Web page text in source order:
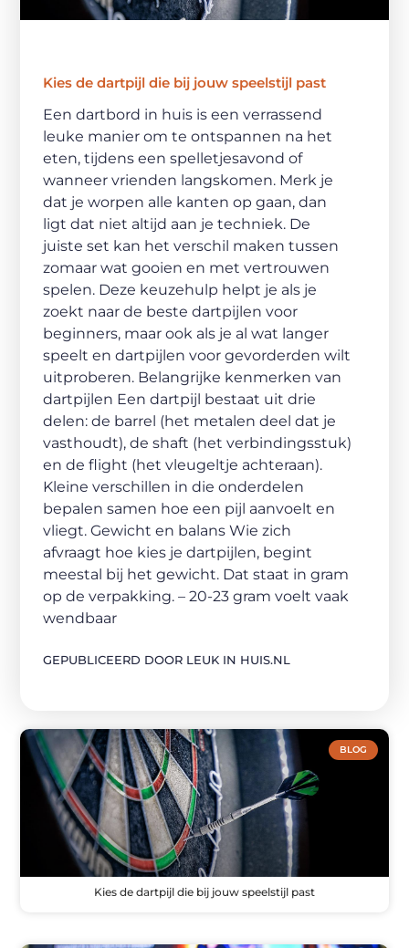
Kies de dartpijl die bij jouw speelstijl past
Een dartbord in huis is een verrassend
leuke manier om te ontspannen na het
eten, tijdens een spelletjesavond of
wanneer vrienden langskomen. Merk je
dat je worpen alle kanten op gaan, dan
ligt dat niet altijd aan je techniek. De
juiste set kan het verschil maken tussen
zomaar wat gooien en met vertrouwen
spelen. Deze keuzehulp helpt je als je
zoekt naar de beste dartpijlen voor
beginners, maar ook als je al wat langer
speelt en dartpijlen voor gevorderden wilt
uitproberen. Belangrijke kenmerken van
dartpijlen Een dartpijl bestaat uit drie
delen: de barrel (het metalen deel dat je
vasthoudt), de shaft (het verbindingsstuk)
en de flight (het vleugeltje achteraan).
Kleine verschillen in die onderdelen
bepalen samen hoe een pijl aanvoelt en
vliegt. Gewicht en balans Wie zich
afvraagt hoe kies je dartpijlen, begint
meestal bij het gewicht. Dat staat in gram
op de verpakking. – 20-23 gram voelt vaak
wendbaar
GEPUBLICEERD DOOR LEUK IN HUIS.NL
BLOG
Kies de dartpijl die bij jouw speelstijl past